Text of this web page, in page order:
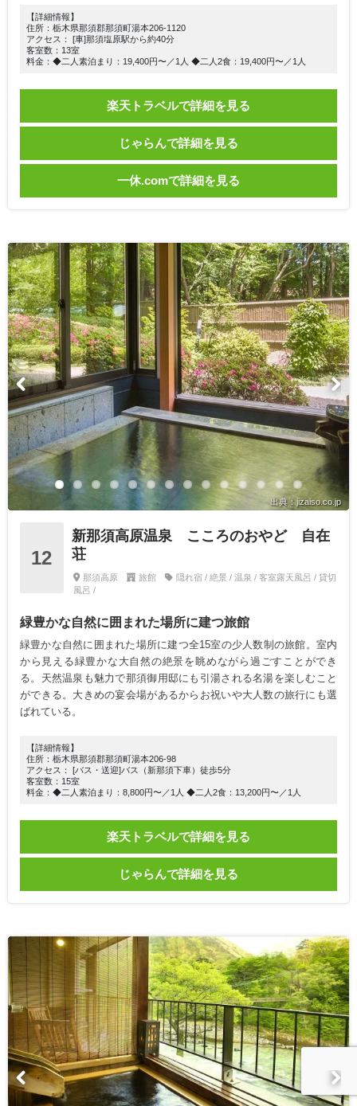
【詳細情報】
住所：栃木県那須郡那須町湯本206-1120
アクセス： [車]那須塩原駅から約40分
客室数：13室
料金：◆二人素泊まり：19,400円〜／1人 ◆二人2食：19,400円〜／1人
楽天トラベルで詳細を見る
じゃらんで詳細を見る
一休.comで詳細を見る
出典：jizaiso.co.jp
12
新那須高原温泉 こころのおやど 自在
荘
那須高原 旅館
隠れ宿 / 絶景 / 温泉 / 客室露天風呂 / 貸切
風呂 /
緑豊かな自然に囲まれた場所に建つ旅館
緑豊かな自然に囲まれた場所に建つ全15室の少人数制の旅館。室内
から見える緑豊かな大自然の絶景を眺めながら過ごすことができ
る。天然温泉も魅力で那須御用邸にも引湯される名湯を楽しむこと
ができる。大きめの宴会場があるからお祝いや大人数の旅行にも選
ばれている。
【詳細情報】
住所：栃木県那須郡那須町湯本206-98
アクセス： [バス・送迎]バス（新那須下車）徒歩5分
客室数：15室
料金：◆二人素泊まり：8,800円〜／1人 ◆二人2食：13,200円〜／1人
楽天トラベルで詳細を見る
じゃらんで詳細を見る